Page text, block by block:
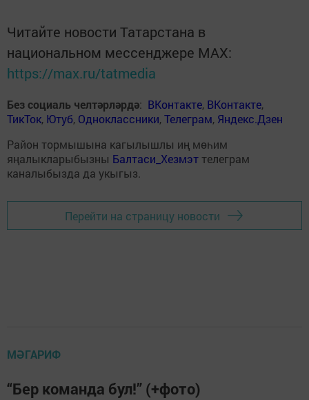
Читайте новости Татарстана в
национальном мессенджере MАХ:
https://max.ru/tatmedia
Без социаль челтәрләрдә: ВКонтакте, ВКонтакте,
ТикТок, Ютуб, Одноклассники,Телеграм, Яндекс.Дзен
Район тормышына кагылышлы иң мөһим
яңалыкларыбызны Балтаси_Хезмэт телеграм
каналыбызда да укыгыз.
Перейти на страницу новости
МӘГАРИФ
“Бер команда бул!” (+фото)